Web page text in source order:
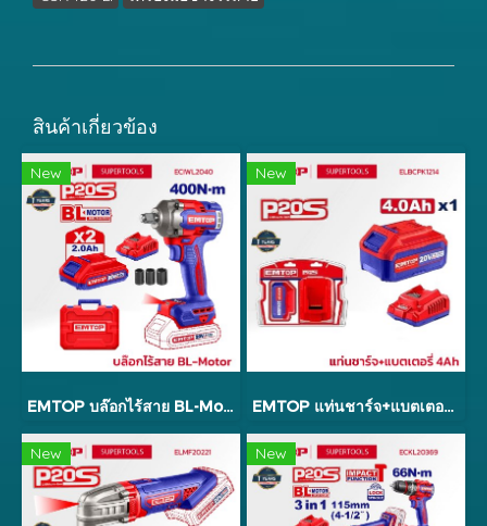
สินค้าเกี่ยวข้อง
New
EMTOP บล๊อกไร้สาย BL-Motor รุ่น ECIWL2040
New
EMTOP แท่นชาร์จ+แบตเตอรี่ 4Ah รุ่น ELBCPK1214
New New